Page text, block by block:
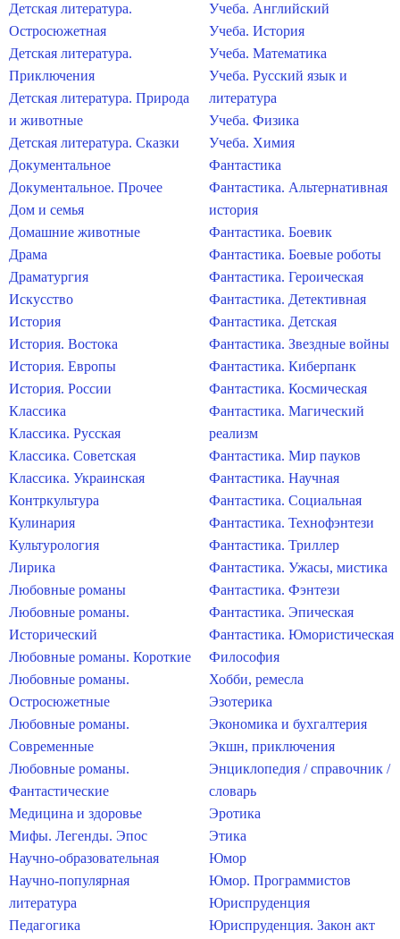
Детская литература.
Остросюжетная
Детская литература.
Приключения
Детская литература. Природа
и животные
Детская литература. Сказки
Документальное
Документальное. Прочее
Дом и семья
Домашние животные
Драма
Драматургия
Искусство
История
История. Востока
История. Европы
История. России
Классика
Классика. Русская
Классика. Советская
Классика. Украинская
Контркультура
Кулинария
Культурология
Лирика
Любовные романы
Любовные романы.
Исторический
Любовные романы. Короткие
Любовные романы.
Остросюжетные
Любовные романы.
Современные
Любовные романы.
Фантастические
Медицина и здоровье
Мифы. Легенды. Эпос
Научно-образовательная
Научно-популярная
литература
Педагогика
Учеба. Английский
Учеба. История
Учеба. Математика
Учеба. Русский язык и
литература
Учеба. Физика
Учеба. Химия
Фантастика
Фантастика. Альтернативная
история
Фантастика. Боевик
Фантастика. Боевые роботы
Фантастика. Героическая
Фантастика. Детективная
Фантастика. Детская
Фантастика. Звездные войны
Фантастика. Киберпанк
Фантастика. Космическая
Фантастика. Магический
реализм
Фантастика. Мир пауков
Фантастика. Научная
Фантастика. Социальная
Фантастика. Технофэнтези
Фантастика. Триллер
Фантастика. Ужасы, мистика
Фантастика. Фэнтези
Фантастика. Эпическая
Фантастика. Юмористическая
Философия
Хобби, ремесла
Эзотерика
Экономика и бухгалтерия
Экшн, приключения
Энциклопедия / справочник /
словарь
Эротика
Этика
Юмор
Юмор. Программистов
Юриспруденция
Юриспруденция. Закон акт